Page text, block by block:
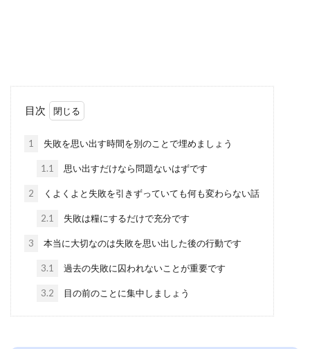
目次
1 失敗を思い出す時間を別のことで埋めましょう
1.1 思い出すだけなら問題ないはずです
2 くよくよと失敗を引きずっていても何も変わらない話
2.1 失敗は糧にするだけで充分です
3 本当に大切なのは失敗を思い出した後の行動です
3.1 過去の失敗に囚われないことが重要です
3.2 目の前のことに集中しましょう